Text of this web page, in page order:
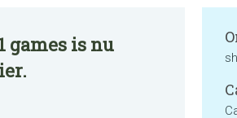
games is nu